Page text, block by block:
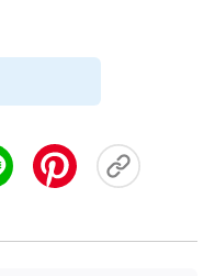
教會公開見證主耶穌
語，已經向我們叩門
的話是真理，是神的